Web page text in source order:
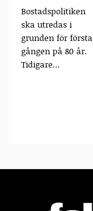
Bostadspolitiken
ska utredas i
grunden för första
gången på 80 år.
Tidigare...